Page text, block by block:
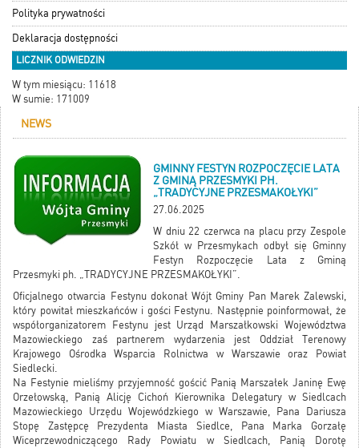
Polityka prywatności
Deklaracja dostępności
LICZNIK ODWIEDZIN
W tym miesiącu: 11618
W sumie: 171009
NEWS
GMINNY FESTYN ROZPOCZĘCIE LATA
Z GMINĄ PRZESMYKI PH.
„TRADYCYJNE PRZESMAKOŁYKI”
27.06.2025
W dniu 22 czerwca na placu przy Zespole
Szkół w Przesmykach odbył się Gminny
Festyn Rozpoczęcie Lata z Gminą
Przesmyki ph. „TRADYCYJNE PRZESMAKOŁYKI”.
Oficjalnego otwarcia Festynu dokonał Wójt Gminy Pan Marek Zalewski,
który powitał mieszkańców i gości Festynu. Następnie poinformował, że
współorganizatorem Festynu jest Urząd Marszałkowski Województwa
Mazowieckiego zaś partnerem wydarzenia jest Oddział Terenowy
Krajowego Ośrodka Wsparcia Rolnictwa w Warszawie oraz Powiat
Siedlecki.
Na Festynie mieliśmy przyjemność gościć Panią Marszałek Janinę Ewę
Orzełowską, Panią Alicję Cichoń Kierownika Delegatury w Siedlcach
Mazowieckiego Urzędu Wojewódzkiego w Warszawie, Pana Dariusza
Stopę Zastępcę Prezydenta Miasta Siedlce, Pana Marka Gorzałę
Wiceprzewodniczącego Rady Powiatu w Siedlcach, Panią Dorotę